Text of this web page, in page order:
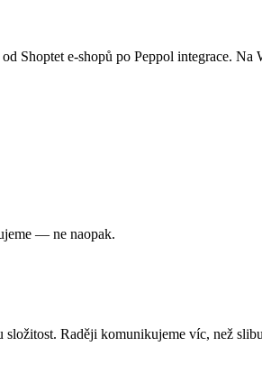
Shoptet e-shopů po Peppol integrace. Na
— ne naopak.
Raději komunikujeme víc, než